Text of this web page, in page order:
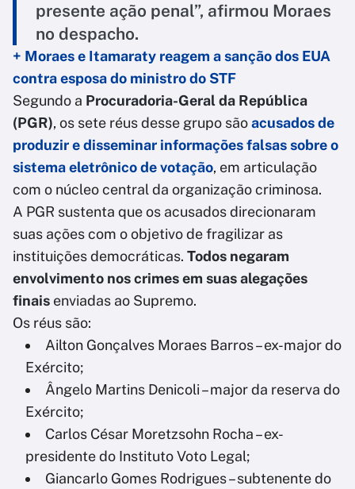
presente ação penal”, afirmou Moraes
no despacho.
+ Moraes e Itamaraty reagem a sanção dos EUA
contra esposa do ministro do STF
Segundo a Procuradoria-Geral da República
(PGR), os sete réus desse grupo sãoacusados de
produzir e disseminar informações falsas sobre o
sistema eletrônico de votação, em articulação
com o núcleo central da organização criminosa.
A PGR sustenta que os acusados direcionaram
suas ações com o objetivo de fragilizar as
instituições democráticas. Todos negaram
envolvimento nos crimes em suas alegações
finais enviadas ao Supremo.
Os réus são:
Ailton Gonçalves Moraes Barros – ex-major do
Exército;
Ângelo Martins Denicoli – major da reserva do
Exército;
Carlos César Moretzsohn Rocha – ex-
presidente do Instituto Voto Legal;
Giancarlo Gomes Rodrigues – subtenente do